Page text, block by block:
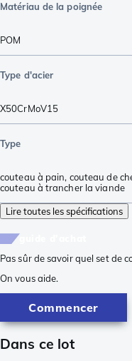
Matériau de la poignée
POM
Type d'acier
X50CrMoV15
Type
couteau à pain, couteau de
couteau à trancher la viande
Lire toutes les spécifications
Pas sûr de savoir quel set de
On vous aide.
Commencer
Dans ce lot